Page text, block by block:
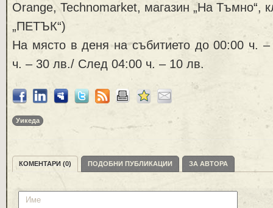
Orange, Technomarket, магазин „На Тъмно“,
„ПЕТЪК“)
На място в деня на събитието до 00:00
ч. – 30 лв./ След 04:00 ч. – 10 лв.
Уикеда
КОМЕНТАРИ (0) ПОДОБНИ ПУБЛИКАЦИИ ЗА АВТОРА